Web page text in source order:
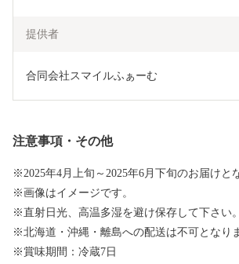
提供者
合同会社スマイルふぁーむ
注意事項・その他
※2025年4月上旬～2025年6月下旬のお届けと
※画像はイメージです。
※直射日光、高温多湿を避け保存して下さい。
※北海道・沖縄・離島への配送は不可となり
※賞味期間：冷蔵7日